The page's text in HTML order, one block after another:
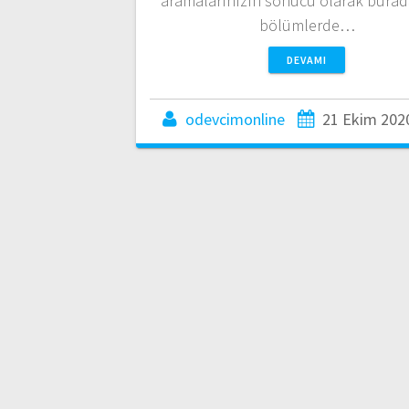
bölümlerde…
DEVAMI
odevcimonline 21 Ekim